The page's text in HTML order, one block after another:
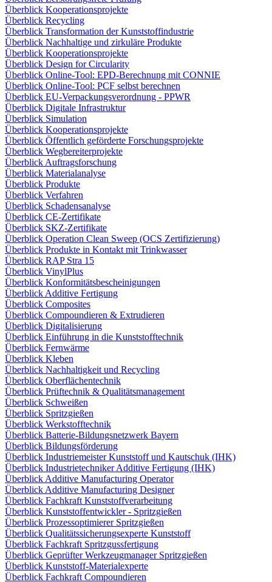
Überblick Kooperationsprojekte
Überblick Recycling
Überblick Transformation der Kunststoffindustrie
Überblick Nachhaltige und zirkuläre Produkte
Überblick Kooperationsprojekte
Überblick Design for Circularity
Überblick Online-Tool: EPD-Berechnung mit CONNIE
Überblick Online-Tool: PCF selbst berechnen
Überblick EU-Verpackungsverordnung - PPWR
Überblick Digitale Infrastruktur
Überblick Simulation
Überblick Kooperationsprojekte
Überblick Öffentlich geförderte Forschungsprojekte
Überblick Wegbereiterprojekte
Überblick Auftragsforschung
Überblick Materialanalyse
Überblick Produkte
Überblick Verfahren
Überblick Schadensanalyse
Überblick CE-Zertifikate
Überblick SKZ-Zertifikate
Überblick Operation Clean Sweep (OCS Zertifizierung)
Überblick Produkte in Kontakt mit Trinkwasser
Überblick RAP Stra 15
Überblick VinylPlus
Überblick Konformitätsbescheinigungen
Überblick Additive Fertigung
Überblick Composites
Überblick Compoundieren & Extrudieren
Überblick Digitalisierung
Überblick Einführung in die Kunststofftechnik
Überblick Fernwärme
Überblick Kleben
Überblick Nachhaltigkeit und Recycling
Überblick Oberflächentechnik
Überblick Prüftechnik & Qualitätsmanagement
Überblick Schweißen
Überblick Spritzgießen
Überblick Werkstofftechnik
Überblick Batterie-Bildungsnetzwerk Bayern
Überblick Bildungsförderung
Überblick Industriemeister Kunststoff und Kautschuk (IHK)
Überblick Industrietechniker Additive Fertigung (IHK)
Überblick Additive Manufacturing Operator
Überblick Additive Manufacturing Designer
Überblick Fachkraft Kunststoffverarbeitung
Überblick Kunststoffentwickler - Spritzgießen
Überblick Prozessoptimierer Spritzgießen
Überblick Qualitätssicherungsexperte Kunststoff
Überblick Fachkraft Spritzgussfertigung
Überblick Geprüfter Werkzeugmanager Spritzgießen
Überblick Kunststoff-Materialexperte
Überblick Fachkraft Compoundieren